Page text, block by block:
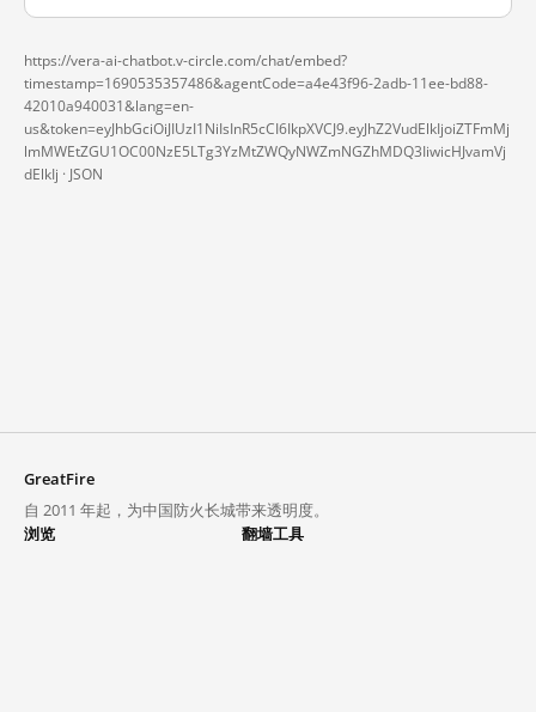
https://vera-ai-chatbot.v-circle.com/chat/embed?
timestamp=1690535357486&agentCode=a4e43f96-2adb-11ee-bd88-
42010a940031&lang=en-
us&token=eyJhbGciOiJIUzI1NiIsInR5cCI6IkpXVCJ9.eyJhZ2VudElkIjoiZTFmMj
lmMWEtZGU1OC00NzE5LTg3YzMtZWQyNWZmNGZhMDQ3IiwicHJvamVj
dElkIj · JSON
GreatFire
自 2011 年起，为中国防火长城带来透明度。
浏览
翻墙工具